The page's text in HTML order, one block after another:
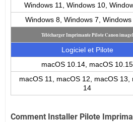
Windows 11, Windows 10,
Windows 8, Windows 7, Windows
Télécharger Imprimante Pilote Canon
Logiciel et Pilote
macOS 10.14, macOS 10.15
macOS 11, macOS 12, macOS 13,
14
Comment Installer Pilote